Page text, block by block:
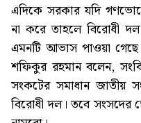
এদিকে সরকার যদি
না করে তাহলে বিরোধী
এমনটি আভাস পাওয়া
শফিকুর রহমান বলেন,
সংকটের সমাধান জাতীয়
বিরোধী দল। তবে সংসদের